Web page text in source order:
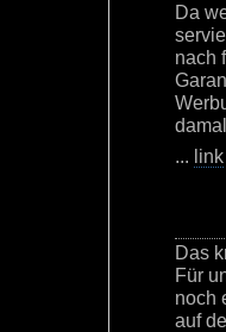
Da
nach
... link
Das
Für
noch
auf